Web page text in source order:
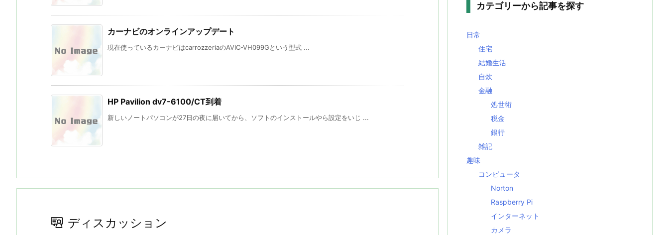
カーナビのオンラインアップデート
現在使っているカーナビはcarrozzeriaのAVIC-VH099Gという型式 ...
HP Pavilion dv7-6100/CT到着
新しいノートパソコンが27日の夜に届いてから、ソフトのインストールやら設定をいじ ...
ディスカッション
カテゴリーから記事を探す
日常
住宅
結婚生活
自炊
金融
処世術
税金
銀行
雑記
趣味
コンピュータ
Norton
Raspberry Pi
インターネット
カメラ